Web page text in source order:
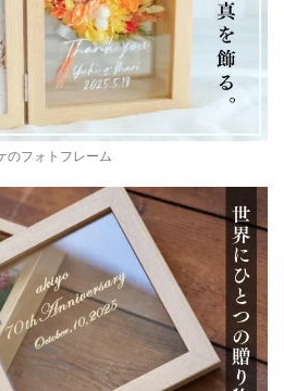
のフォトフレーム